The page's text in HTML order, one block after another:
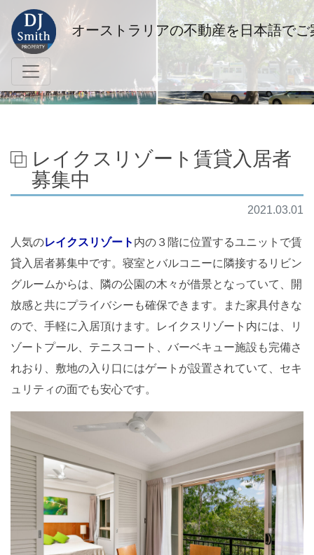
オーストラリアの不動産を日本語でご
レイクスリゾート賃貸入居者
募集中
2021.03.01
人気のレイクスリゾート 内の３階に位置するユニットで賃
貸入居者募集中です。寝室とバルコニーに隣接するリビン
グルームからは、隣の公園の木々が借景となっていて、開
放感と共にプライバシーも確保できます。また家具付きな
ので、手軽に入居頂けます。レイクスリゾート内には、リ
ゾートプール、テニスコート、バーベキュー施設も完備さ
れおり、敷地の入り口にはゲートが設置されていて、セキ
ュリティの面でも安心です。